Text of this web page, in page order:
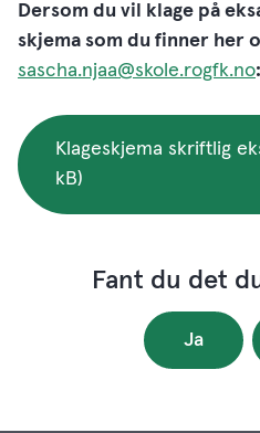
Dersom du vil klage på
skjema som du finner her
sascha.njaa@skole.rogfk.no:
Klageskjema skriftlig
kB)
Fant du det
Ja